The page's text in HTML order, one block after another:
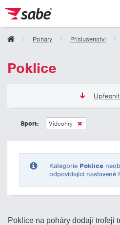
Poháry Příslušenství
Poklice
0 Kč
Sport: Videohry
Kategorie Poklice
odpovídající nastavené
Poklice na poháry dodají trofeji
Obsah košíku